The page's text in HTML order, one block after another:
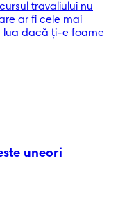
travaliului nu
ar fi cele mai
lua dacă ți-e foame
uneori